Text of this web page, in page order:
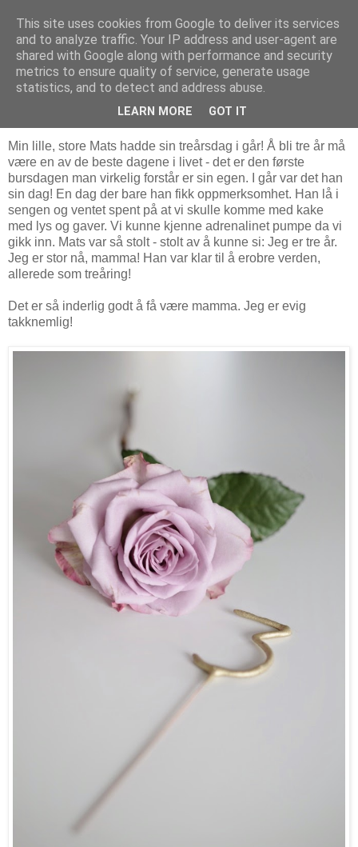
MARTHE EIDAHL
onsdag 11. mars 2015
Min lille, store Mats hadde sin treårsdag i går! Å bli tre år må
være en av de beste dagene i livet - det er den første
bursdagen man virkelig forstår er sin egen. I går var det han
sin dag! En dag der bare han fikk oppmerksomhet. Han lå i
sengen og ventet spent på at vi skulle komme med kake
med lys og gaver. Vi kunne kjenne adrenalinet pumpe da vi
gikk inn. Mats var så stolt - stolt av å kunne si: Jeg er tre år.
Jeg er stor nå, mamma! Han var klar til å erobre verden,
allerede som treåring!
Det er så inderlig godt å få være mamma. Jeg er evig
takknemlig!
This site uses cookies from Google to deliver its services
and to analyze traffic. Your IP address and user-agent are
shared with Google along with performance and security
metrics to ensure quality of service, generate usage
statistics, and to detect and address abuse.
LEARN MORE GOT IT